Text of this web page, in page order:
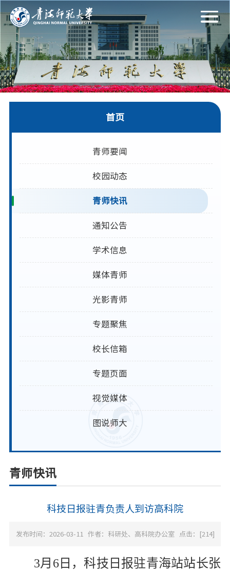
首页
青师要闻
校园动态
青师快讯
通知公告
学术信息
媒体青师
光影青师
专题聚焦
校长信箱
专题页面
视觉媒体
图说师大
青师快讯
科技日报驻青负责人到访高科院
发布时间：2026-03-11 作者：科研处、高科院办公室 点击：[214]
3月6日，科技日报驻青海站站长张